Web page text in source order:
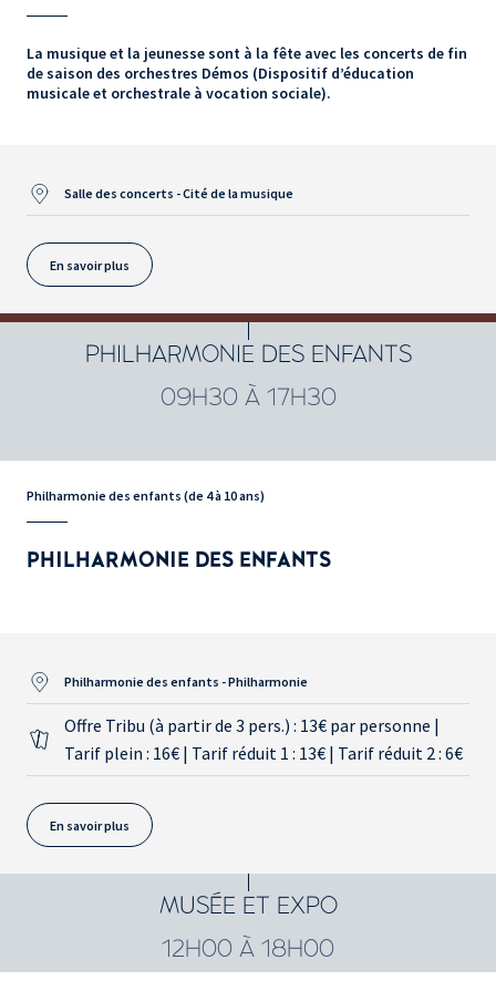
La musique et la jeunesse sont à la fête avec les concerts de fin
de saison des orchestres Démos (Dispositif d’éducation
musicale et orchestrale à vocation sociale).
Salle des concerts - Cité de la musique
En savoir plus
PHILHARMONIE DES ENFANTS
09H30 À 17H30
Philharmonie des enfants (de 4 à 10 ans)
PHILHARMONIE DES ENFANTS
Philharmonie des enfants - Philharmonie
Offre Tribu (à partir de 3 pers.) : 13€ par personne |
Tarif plein : 16€ | Tarif réduit 1 : 13€ | Tarif réduit 2 : 6€
En savoir plus
MUSÉE ET EXPO
12H00 À 18H00